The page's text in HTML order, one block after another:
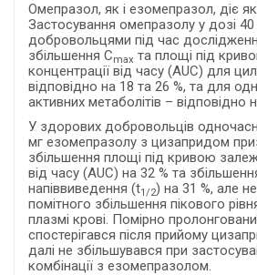
Омепразол, як і езомепразол, діє як
Застосування омепразолу у дозі
добровольцями під час
збільшення Cmax та площі під
концентрації від часу (AUC) для
відповідно на 18 та 26 %, та для
активних метаболітів – відповідно
У здорових добровольців
мг езомепразолу з цизапридом
збільшення площі під кривою
від часу (AUC) на 32 % та
напіввиведення (t1/2) на 31 %, але
помітного збільшення пікового
плазмі крові. Помірно
спостерігався після прийому
далі не збільшувався при
комбінації з езомепразолом.